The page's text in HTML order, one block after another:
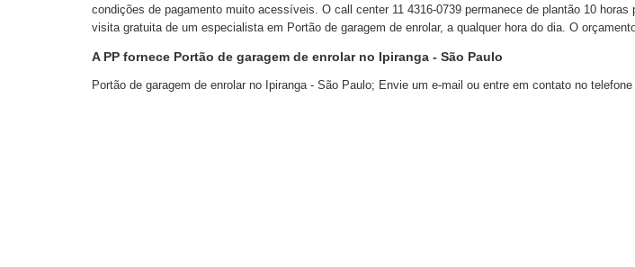
condições de pagamento muito acessíveis. O call center 11 4316-0739 permanece de plantão 10 horas
visita gratuita de um especialista em Portão de garagem de enrolar, a qualquer hora do dia. O
A PP fornece Portão de garagem de enrolar no Ipiranga - São Paulo
Portão de garagem de enrolar no Ipiranga - São Paulo; Envie um e-mail ou entre em contato no telefone